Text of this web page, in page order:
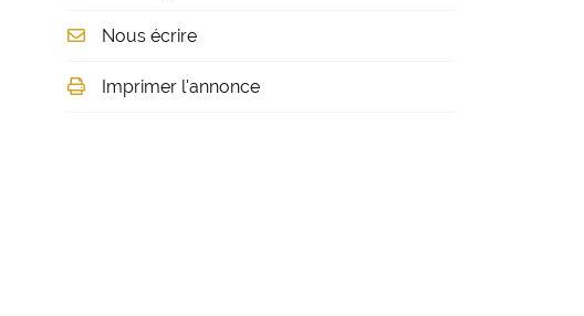
Nous écrire
Imprimer l'annonce